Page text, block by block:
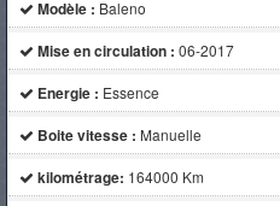
Modèle : Baleno
Mise en circulation : 06-2017
Energie : Essence
Boite vitesse : Manuelle
kilométrage: 164000 Km